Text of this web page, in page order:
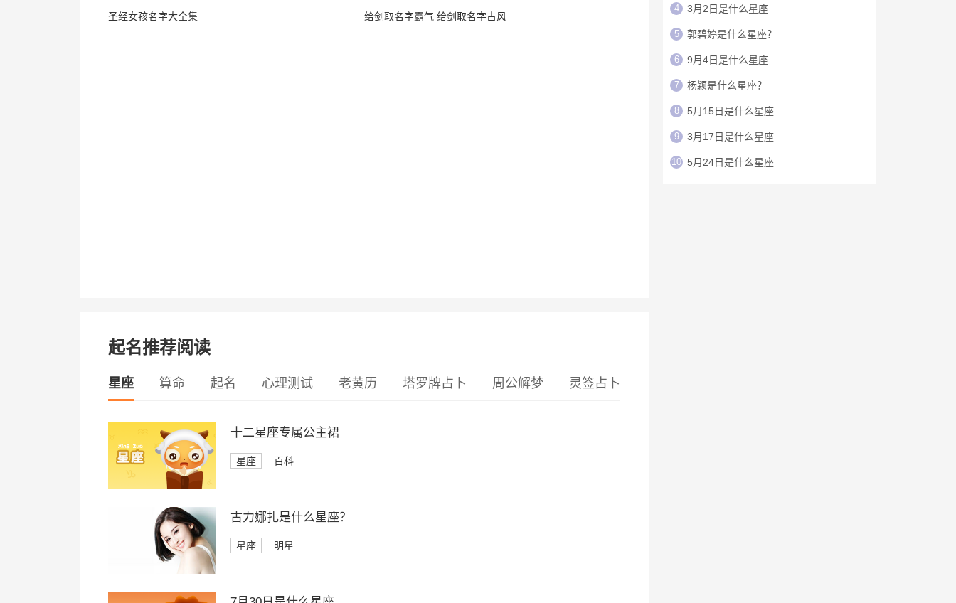
圣经女孩名字大全集
给剑取名字霸气 给剑取名字古风
起名推荐阅读
星座 算命 起名 心理测试 老黄历 塔罗牌占卜 周公解梦 灵签占卜
十二星座专属公主裙
星座 百科
古力娜扎是什么星座？
星座 明星
4 3月2日是什么星座
5 郭碧婷是什么星座？
6 9月4日是什么星座
7 杨颖是什么星座？
8 5月15日是什么星座
9 3月17日是什么星座
10 5月24日是什么星座